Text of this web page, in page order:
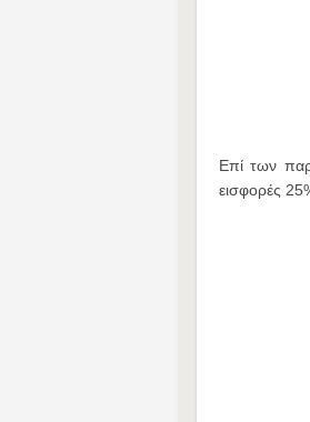
Επί των
εισφορές